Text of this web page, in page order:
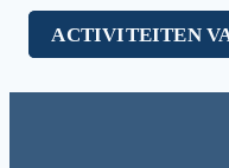
ACTIVITEITEN